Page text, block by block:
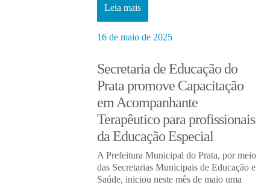
Leia mais
16 de maio de 2025
Secretaria de Educação do
Prata promove Capacitação
em Acompanhante
Terapêutico para profissionais
da Educação Especial
A Prefeitura Municipal do Prata, por meio
das Secretarias Municipais de Educação e
Saúde, iniciou neste mês de maio uma